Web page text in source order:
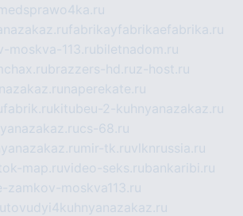
medsprawo4ka.ru
fabrikayfabrikaefabrika.ru
moskva-113.rubiletnadom.ru
brazzers-hd.ruz-host.ru
naperekate.ru
kitubeu-2-kuhnyanazakaz.ru
cs-68.ru
mir-tk.ruvlknrussia.ru
map.ruvideo-seks.rubankaribi.ru
zamkov-moskva113.ru
tovudyi4kuhnyanazakaz.ru